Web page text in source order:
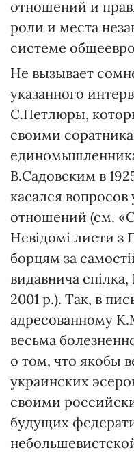
отношений и
роли и места
системе
Не вызывает
указанного
С.Петлюры,
своими
В.Садовским в
касался
отношений (см.
Невідомі листи з
борцям за
видавнича спілка,
2001 р.). Так, в
адресованному
весьма
о том, что якобы
украинских
своими
будущих